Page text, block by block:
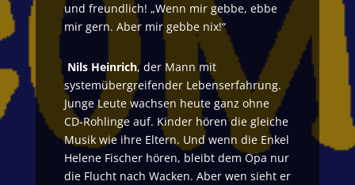
und freundlich! „Wenn mir gebbe, ebbe
mir gern. Aber mir gebbe nix!“
Nils Heinrich, der Mann mit
systemübergreifender Lebenserfahrung.
Junge Leute wachsen heute ganz ohne
CD-Rohlinge auf. Kinder hören die gleiche
Musik wie ihre Eltern. Und wenn die Enkel
Helene Fischer hören, bleibt dem Opa nur
die Flucht nach Wacken. Aber wen sieht er